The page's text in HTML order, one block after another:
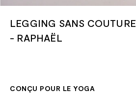
LEGGING SANS COUTURE
- RAPHAËL
CONÇU POUR LE YOGA